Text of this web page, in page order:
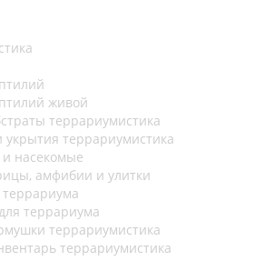
живой
террариумистика
террариумистика
насекомые
амфибии и улитки
террариума
террариумистика
террариумистика